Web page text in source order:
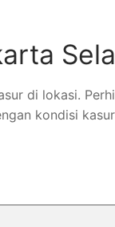
di lokasi.
kondisi